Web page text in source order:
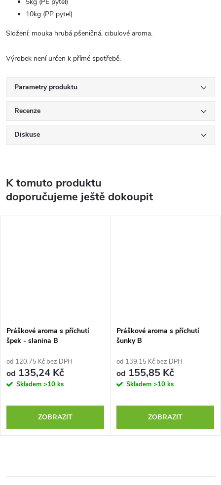
10kg (PP pytel)
Složení: mouka hrubá pšeničná, cibulové aroma.
Výrobek není určen k přímé spotřebě.
Parametry produktu
Recenze
Diskuse
K tomuto produktu
doporučujeme ještě dokoupit
Práškové aroma s příchutí
špek - slanina B
od 120,75 Kč bez DPH
od 135,24 Kč
Skladem >10 ks
ZOBRAZIT
Práškové aroma s příchutí
šunky B
od 139,15 Kč bez DPH
od 155,85 Kč
Skladem >10 ks
ZOBRAZIT